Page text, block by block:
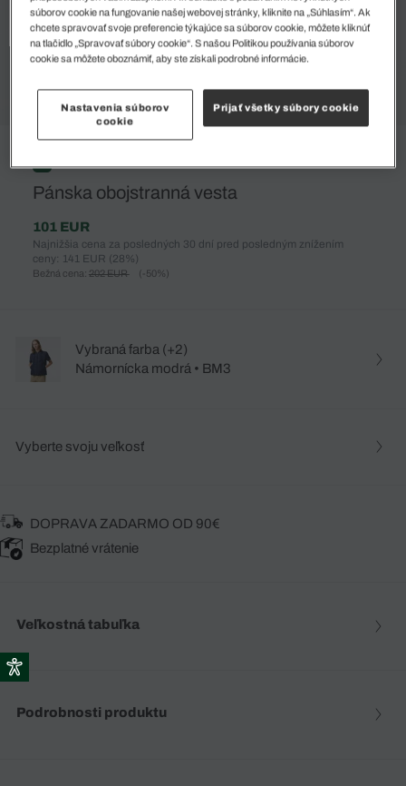
%
Pánska obojstranná vesta
101 EUR
Najnižšia cena za posledných 30 dní pred posledným znížením
ceny: 141 EUR (28%)
Bežná cena: 202 EUR (-50%)
Vybraná farba (+2)
Námornícka modrá • BM3
Vyberte svoju veľkosť
DOPRAVA ZADARMO OD 90€
Bezplatné vrátenie
Veľkostná tabuľka
Podrobnosti produktu
súborov cookie na fungovanie našej webovej stránky, kliknite na „Súhlasím“. Ak
chcete spravovať svoje preferencie týkajúce sa súborov cookie, môžete kliknúť
na tlačidlo „Spravovať súbory cookie“. S našou Politikou používania súborov
cookie sa môžete oboznámiť, aby ste získali podrobné informácie.
Nastavenia súborov
cookie
Prijať všetky súbory cookie